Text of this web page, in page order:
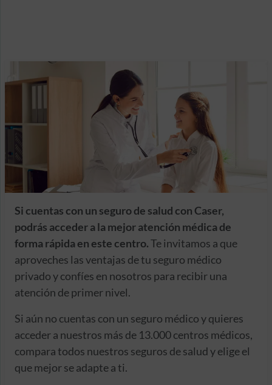
Si cuentas con un seguro de salud con Caser,
podrás acceder a la mejor atención médica de
forma rápida en este centro.Te invitamos a que
aproveches las ventajas de tu seguro médico
privado y confíes en nosotros para recibir una
atención de primer nivel.
Si aún no cuentas con un seguro médico y quieres
acceder a nuestros más de 13.000 centros médicos,
compara todos nuestros seguros de salud y elige el
que mejor se adapte a ti.